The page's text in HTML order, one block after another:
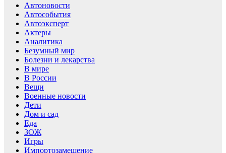
Автоновости
Автособытия
Автоэксперт
Актеры
Аналитика
Безумный мир
Болезни и лекарства
В мире
В России
Вещи
Военные новости
Дети
Дом и сад
Еда
ЗОЖ
Игры
Импортозамещение